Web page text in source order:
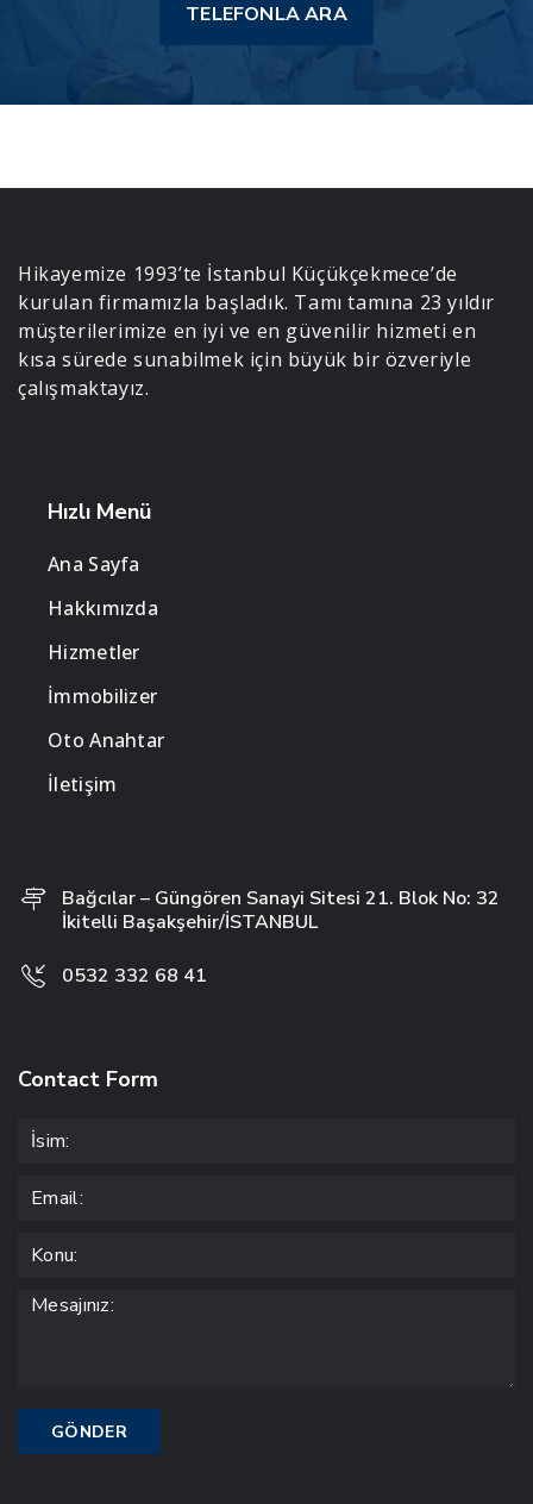
TELEFONLA ARA
Hikayemize 1993’te İstanbul Küçükçekmece’de
kurulan firmamızla başladık. Tamı tamına 23 yıldır
müşterilerimize en iyi ve en güvenilir hizmeti en
kısa sürede sunabilmek için büyük bir özveriyle
çalışmaktayız.
Hızlı Menü
Ana Sayfa
Hakkımızda
Hizmetler
İmmobilizer
Oto Anahtar
İletişim
Bağcılar – Güngören Sanayi Sitesi 21. Blok No: 32
İkitelli Başakşehir/İSTANBUL
0532 332 68 41
Contact Form